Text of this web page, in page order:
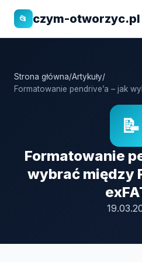
📂 czym-otworzyc.pl
Strona główna/Artykuły/
Formatowanie pendrive’a – jak
📝
Formatowanie
wybrać między